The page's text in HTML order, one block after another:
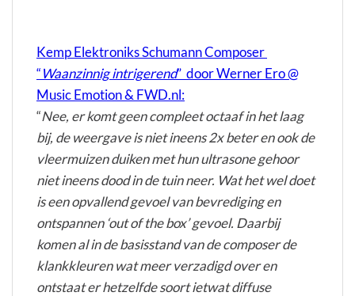
Kemp Elektroniks Schumann Composer
“Waanzinnig intrigerend” door Werner Ero @
Music Emotion & FWD.nl:
“Nee, er komt geen compleet octaaf in het laag
bij, de weergave is niet ineens 2x beter en ook de
vleermuizen duiken met hun ultrasone gehoor
niet ineens dood in de tuin neer. Wat het wel doet
is een opvallend gevoel van bevrediging en
ontspannen ‘out of the box’ gevoel. Daarbij
komen al in de basisstand van de composer de
klankkleuren wat meer verzadigd over en
ontstaat er hetzelfde soort ietwat diffuse